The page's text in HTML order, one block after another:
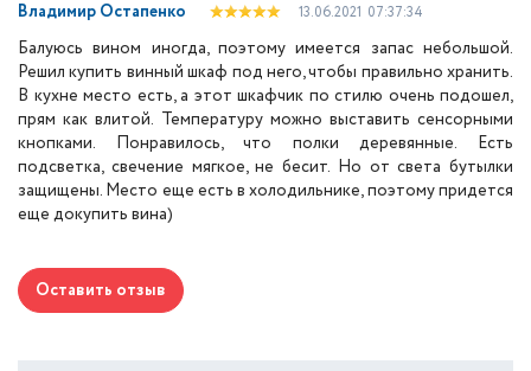
Владимир Остапенко 13.06.2021 07:37:34
Балуюсь вином иногда, поэтому имеется запас небольшой.
Решил купить винный шкаф под него, чтобы правильно хранить.
В кухне место есть, а этот шкафчик по стилю очень подошел,
прям как влитой. Температуру можно выставить сенсорными
кнопками. Понравилось, что полки деревянные. Есть
подсветка, свечение мягкое, не бесит. Но от света бутылки
защищены. Место еще есть в холодильнике, поэтому придется
еще докупить вина)
Оставить отзыв